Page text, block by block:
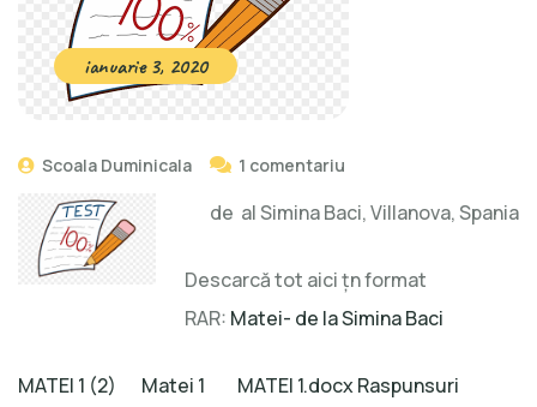
ianuarie 3, 2020
Scoala Duminicala 1 comentariu
de al Simina Baci, Villanova, Spania
Descarcă tot aici țn format
RAR: Matei- de la Simina Baci
MATEI 1 (2) Matei 1
MATEI 1.docx Raspunsuri